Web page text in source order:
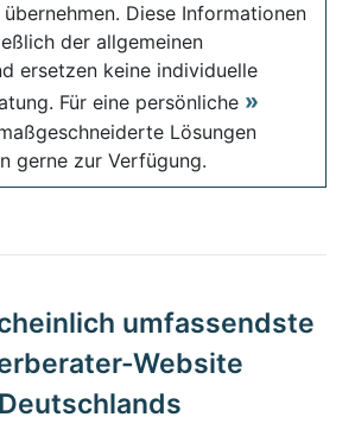
Diese Informationen
der allgemeinen
ersetzen keine individuelle
Für eine persönliche
Lösungen
gerne zur Verfügung.
umfassendste
Website
Deutschlands